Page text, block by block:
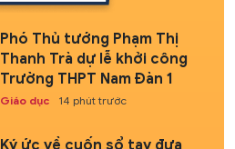
Phó Thủ tướng Phạm Thị
Thanh Trà dự lễ khởi công
Trường THPT Nam Đàn 1
Giáo dục 14 phút trước